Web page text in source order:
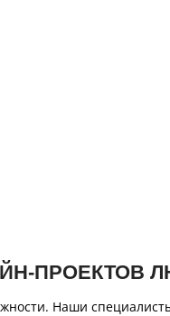
ПРОЕКТОВ
Наши